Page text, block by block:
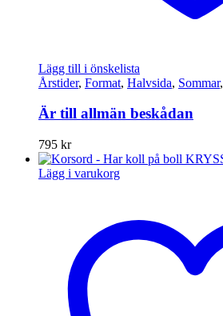
Lägg till i önskelista
Årstider, Format, Halvsida, Sommar,
Är till allmän beskådan
795 kr
Lägg i varukorg